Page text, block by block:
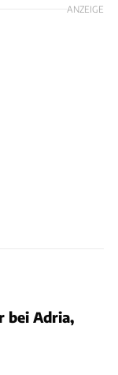
ANZEIGE
bei Adria,